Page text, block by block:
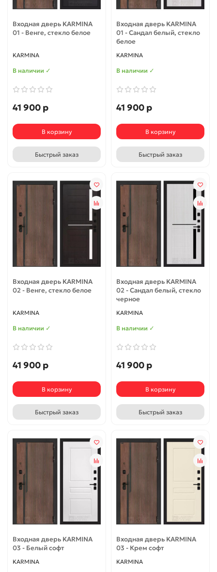
Входная дверь KARMINA
01 - Венге, стекло белое
KARMINA
В наличии ✓
41 900 р
В корзину
Быстрый заказ
Входная дверь KARMINA
01 - Сандал белый, стекло
белое
KARMINA
В наличии ✓
41 900 р
В корзину
Быстрый заказ
Входная дверь KARMINA
02 - Венге, стекло белое
KARMINA
В наличии ✓
41 900 р
В корзину
Быстрый заказ
Входная дверь KARMINA
02 - Сандал белый, стекло
черное
KARMINA
В наличии ✓
41 900 р
В корзину
Быстрый заказ
Входная дверь KARMINA
03 - Белый софт
KARMINA
Входная дверь KARMINA
03 - Крем софт
KARMINA